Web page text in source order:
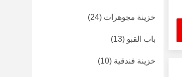
خزينة مجوهرات (24)
باب القبو (13)
خزينة فندقية (10)